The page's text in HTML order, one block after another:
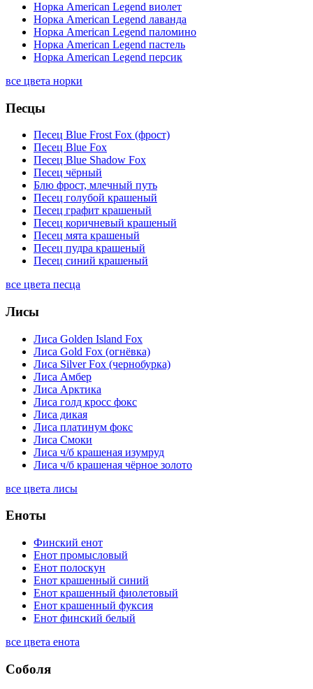
Норка American Legend виолет
Норка American Legend лаванда
Норка American Legend паломино
Норка American Legend пастель
Норка American Legend персик
все цвета норки
Песцы
Песец Blue Frost Fox (фрост)
Песец Blue Fox
Песец Blue Shadow Fox
Песец чёрный
Блю фрост, млечный путь
Песец голубой крашеный
Песец графит крашеный
Песец коричневый крашеный
Песец мята крашеный
Песец пудра крашеный
Песец синий крашеный
все цвета песца
Лисы
Лиса Golden Island Fox
Лиса Gold Fox (огнёвка)
Лиса Silver Fox (чернобурка)
Лиса Амбер
Лиса Арктика
Лиса голд кросс фокс
Лиса дикая
Лиса платинум фокс
Лиса Смоки
Лиса ч/б крашеная изумруд
Лиса ч/б крашеная чёрное золото
все цвета лисы
Еноты
Финский енот
Енот промысловый
Енот полоскун
Енот крашенный синий
Енот крашенный фиолетовый
Енот крашенный фуксия
Енот финский белый
все цвета енота
Соболя